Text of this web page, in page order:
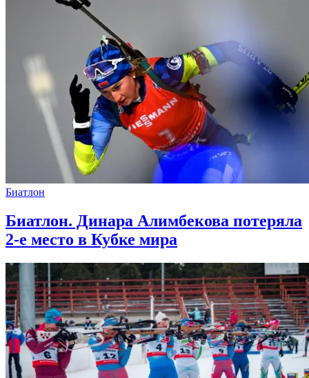
Биатлон
Биатлон. Динара Алимбекова потеряла
2-е место в Кубке мира